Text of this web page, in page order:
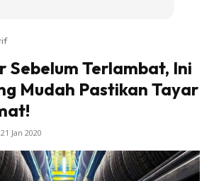
Sebelum Terlambat, Ini
Mudah Pastikan Tayar
21 Jan 2020